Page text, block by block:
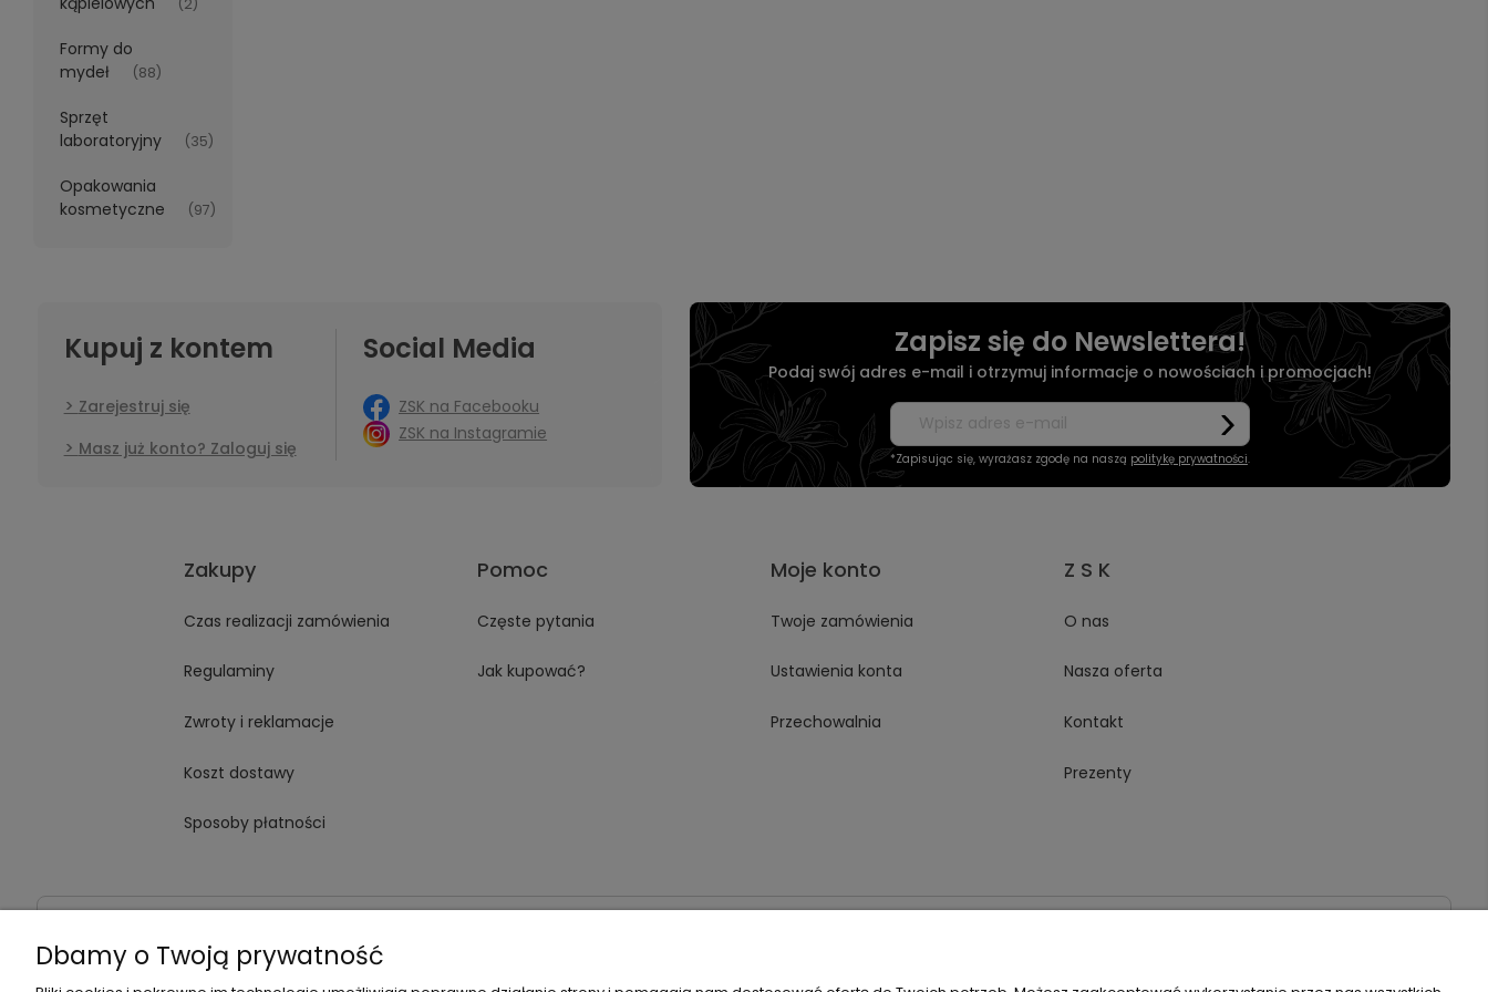
(2)
Formy do
mydeł
(88)
Sprzęt
laboratoryjny
(35)
Opakowania
kosmetyczne
(97)
Kupuj z kontem
Zarejestruj się
Masz już konto? Zaloguj się
Social Media
ZSK na Facebooku
ZSK na Instagramie
Zapisz się do Newslettera!
Podaj swój adres e-mail i otrzymuj informacje o nowościach i promocjach!
*Zapisując się, wyrażasz zgodę na naszą politykę prywatności.
Zakupy
Czas realizacji zamówienia
Regulaminy
Zwroty i reklamacje
Koszt dostawy
Sposoby płatności
Pomoc
Częste pytania
Jak kupować?
Moje konto
Twoje zamówienia
Ustawienia konta
Przechowalnia
Z S K
O nas
Nasza oferta
Kontakt
Prezenty
Dbamy o Twoją prywatność